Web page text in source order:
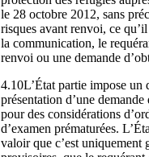
le 28 octobre 2012, sans
risques avant renvoi, ce
la communication, le
renvoi ou une demande
4.10L’État partie impose un
présentation d’une
pour des considérations
d’examen prématurées.
valoir que c’est uniquement